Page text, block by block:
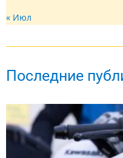
« Июл
Последние